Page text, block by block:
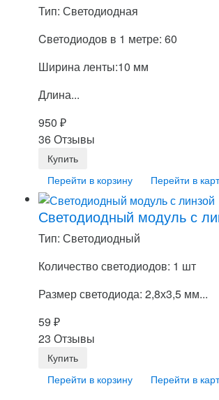
Тип: Светодиодная
Cветодиодов в 1 метре: 60
Ширина ленты:10 мм
Длина...
950 ₽
36 Отзывы
Перейти в корзину Перейти в
Светодиодный модуль с
Тип: Светодиодный
Количество светодиодов: 1 шт
Размер светодиода: 2,8х3,5 мм...
59 ₽
23 Отзывы
Перейти в корзину Перейти в